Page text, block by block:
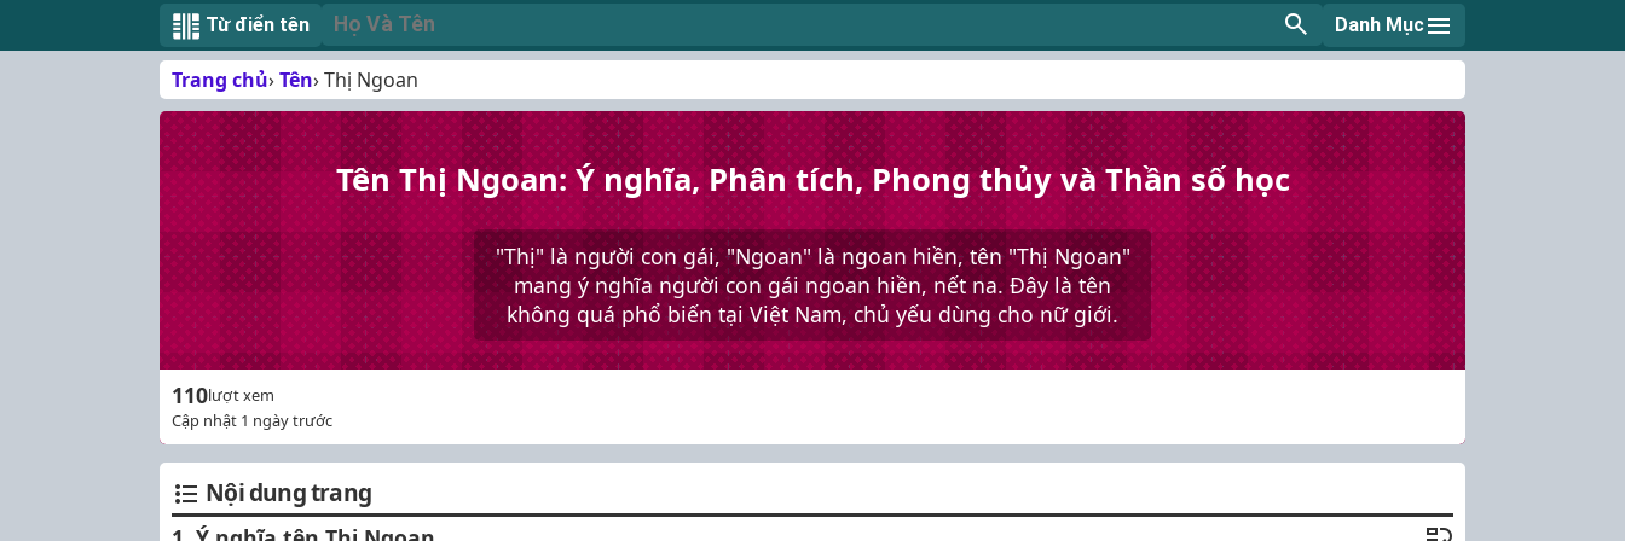
Từ điển tên Danh Mục
Trang chủ Tên Thị Ngoan
Tên Thị Ngoan: Ý nghĩa, Phân tích, Phong thủy và Thần số học
"Thị" là người con gái, "Ngoan" là ngoan hiền, tên "Thị Ngoan"
mang ý nghĩa người con gái ngoan hiền, nết na. Đây là tên
không quá phổ biến tại Việt Nam, chủ yếu dùng cho nữ giới.
110lượt xem
Cập nhật 1 ngày trước
Nội dung trang